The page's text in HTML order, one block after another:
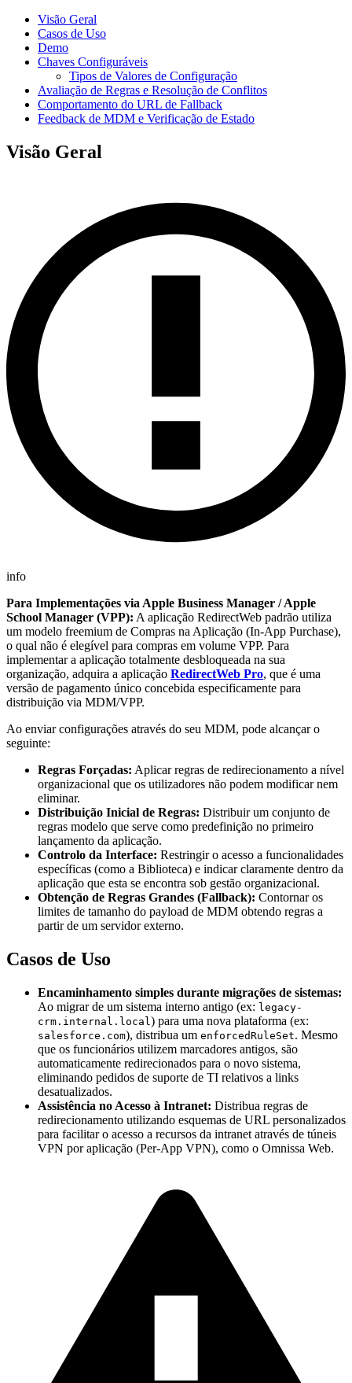
Visão Geral
Casos de Uso
Demo
Chaves Configuráveis
Tipos de Valores de Configuração
Avaliação de Regras e Resolução de Conflitos
Comportamento do URL de Fallback
Feedback de MDM e Verificação de Estado
Visão Geral
info
Para Implementações via Apple Business Manager / Apple
School Manager (VPP): A aplicação RedirectWeb padrão utiliza
um modelo freemium de Compras na Aplicação (In-App Purchase),
o qual não é elegível para compras em volume VPP. Para
implementar a aplicação totalmente desbloqueada na sua
organização, adquira a aplicação RedirectWeb Pro, que é uma
versão de pagamento único concebida especificamente para
distribuição via MDM/VPP.
Ao enviar configurações através do seu MDM, pode alcançar o
seguinte:
Regras Forçadas: Aplicar regras de redirecionamento a nível
organizacional que os utilizadores não podem modificar nem
eliminar.
Distribuição Inicial de Regras: Distribuir um conjunto de
regras modelo que serve como predefinição no primeiro
lançamento da aplicação.
Controlo da Interface: Restringir o acesso a funcionalidades
específicas (como a Biblioteca) e indicar claramente dentro da
aplicação que esta se encontra sob gestão organizacional.
Obtenção de Regras Grandes (Fallback): Contornar os
limites de tamanho do payload de MDM obtendo regras a
partir de um servidor externo.
Casos de Uso
Encaminhamento simples durante migrações de sistemas:
Ao migrar de um sistema interno antigo (ex: legacy-
crm.internal.local) para uma nova plataforma (ex:
salesforce.com), distribua um enforcedRuleSet. Mesmo
que os funcionários utilizem marcadores antigos, são
automaticamente redirecionados para o novo sistema,
eliminando pedidos de suporte de TI relativos a links
desatualizados.
Assistência no Acesso à Intranet: Distribua regras de
redirecionamento utilizando esquemas de URL personalizados
para facilitar o acesso a recursos da intranet através de túneis
VPN por aplicação (Per-App VPN), como o Omnissa Web.